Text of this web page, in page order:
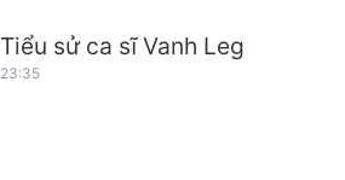
Tiểu sử ca sĩ Vanh Leg
23:35